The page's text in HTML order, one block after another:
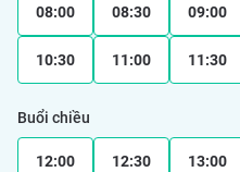
08:00 08:30 09:00
10:30 11:00 11:30
Buổi chiều
12:00 12:30 13:00